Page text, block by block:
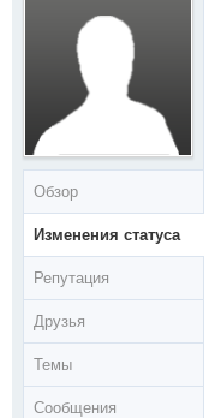
Обзор
Изменения статуса
Репутация
Друзья
Темы
Сообщения